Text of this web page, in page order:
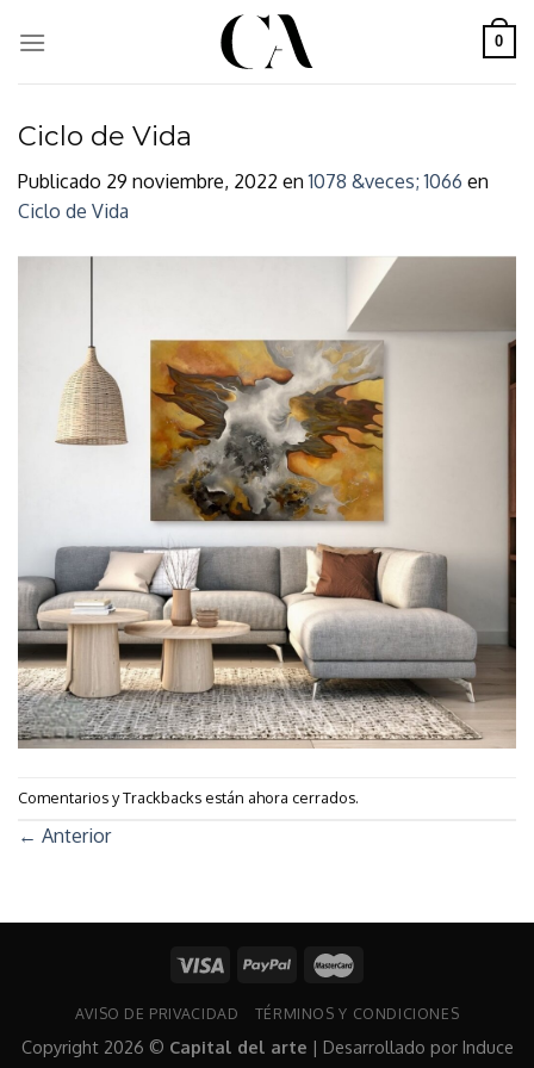
0
Ciclo de Vida
Publicado 29 noviembre, 2022 en1078 &veces; 1066 en
Ciclo de Vida
Comentarios y Trackbacks están ahora cerrados.
← Anterior
AVISO DE PRIVACIDAD TÉRMINOS Y CONDICIONES
Copyright 2026 © Capital del arte | Desarrollado por Induce